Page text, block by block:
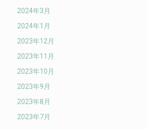
2024年3月
2024年1月
2023年12月
2023年11月
2023年10月
2023年9月
2023年8月
2023年7月